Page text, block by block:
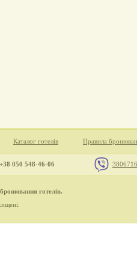
Каталог готелів Правила
+38 050 548-46-06
готелів.